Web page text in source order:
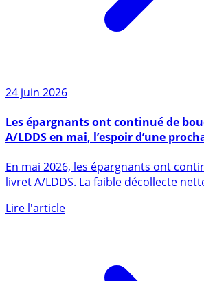
24 juin 2026
A/LDDS en mai, l’espoir d’une
taux n’y change rien
livret A/LDDS. La faible décollecte